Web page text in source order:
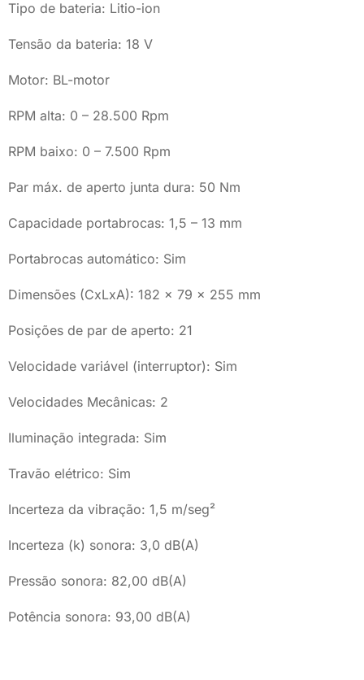
Tipo de bateria: Litio-ion
Tensão da bateria: 18 V
Motor: BL-motor
RPM alta: 0 – 28.500 Rpm
RPM baixo: 0 – 7.500 Rpm
Par máx. de aperto junta dura: 50 Nm
Capacidade portabrocas: 1,5 – 13 mm
Portabrocas automático: Sim
Dimensões (CxLxA): 182 x 79 x 255 mm
Posições de par de aperto: 21
Velocidade variável (interruptor): Sim
Velocidades Mecânicas: 2
Iluminação integrada: Sim
Travão elétrico: Sim
Incerteza da vibração: 1,5 m/seg²
Incerteza (k) sonora: 3,0 dB(A)
Pressão sonora: 82,00 dB(A)
Potência sonora: 93,00 dB(A)